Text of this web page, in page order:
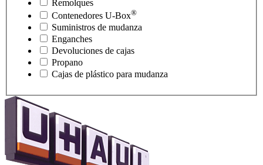
Remolques
Contenedores U-Box®
Suministros de mudanza
Enganches
Devoluciones de cajas
Propano
Cajas de plástico para mudanza